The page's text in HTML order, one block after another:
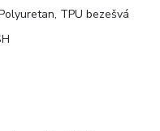
TPU bezešvá